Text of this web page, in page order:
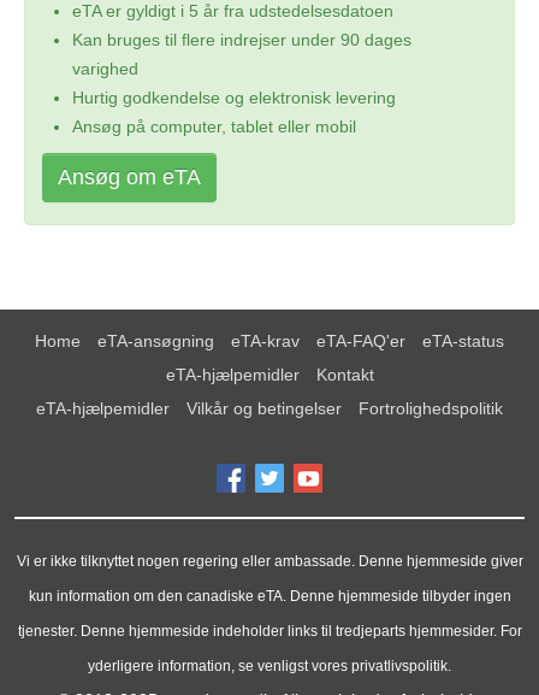
eTA er gyldigt i 5 år fra udstedelsesdatoen
Kan bruges til flere indrejser under 90 dages
varighed
Hurtig godkendelse og elektronisk levering
Ansøg på computer, tablet eller mobil
Ansøg om eTA
Home eTA-ansøgning eTA-krav eTA-FAQ'er
eTA-status
eTA-hjælpemidler
Kontakt
eTA-hjælpemidler
Vilkår og betingelser Fortrolighedspolitik
Vi er ikke tilknyttet nogen regering eller ambassade. Denne hjemmeside giver
kun information om den canadiske eTA. Denne hjemmeside tilbyder ingen
tjenester. Denne hjemmeside indeholder links til tredjeparts hjemmesider. For
yderligere information, se venligst vores privatlivspolitik.